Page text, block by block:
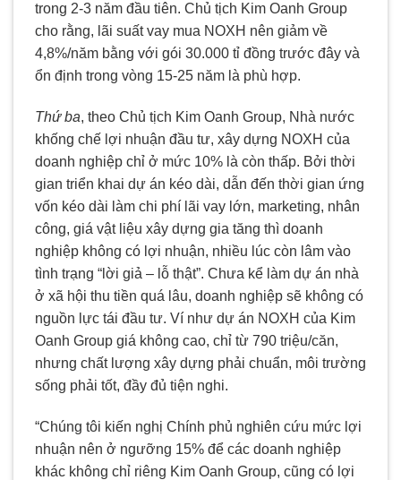
trong 2-3 năm đầu tiên. Chủ tịch Kim Oanh Group
cho rằng, lãi suất vay mua NOXH nên giảm về
4,8%/năm bằng với gói 30.000 tỉ đồng trước đây và
ổn định trong vòng 15-25 năm là phù hợp.
Thứ ba, theo Chủ tịch Kim Oanh Group, Nhà nước
khống chế lợi nhuận đầu tư, xây dựng NOXH của
doanh nghiệp chỉ ở mức 10% là còn thấp. Bởi thời
gian triển khai dự án kéo dài, dẫn đến thời gian ứng
vốn kéo dài làm chi phí lãi vay lớn, marketing, nhân
công, giá vật liệu xây dựng gia tăng thì doanh
nghiệp không có lợi nhuận, nhiều lúc còn lâm vào
tình trạng “lời giả – lỗ thật”. Chưa kể làm dự án nhà
ở xã hội thu tiền quá lâu, doanh nghiệp sẽ không có
nguồn lực tái đầu tư. Ví như dự án NOXH của Kim
Oanh Group giá không cao, chỉ từ 790 triệu/căn,
nhưng chất lượng xây dựng phải chuẩn, môi trường
sống phải tốt, đầy đủ tiện nghi.
“Chúng tôi kiến nghị Chính phủ nghiên cứu mức lợi
nhuận nên ở ngưỡng 15% để các doanh nghiệp
khác không chỉ riêng Kim Oanh Group, cũng có lợi